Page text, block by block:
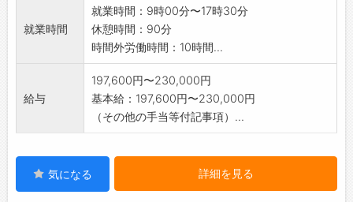
就業時間
就業時間：9時00分〜17時30分
休憩時間：90分
時間外労働時間：10時間...
給与
197,600円〜230,000円
基本給：197,600円〜230,000円
（その他の手当等付記事項）...
気になる 詳細を見る